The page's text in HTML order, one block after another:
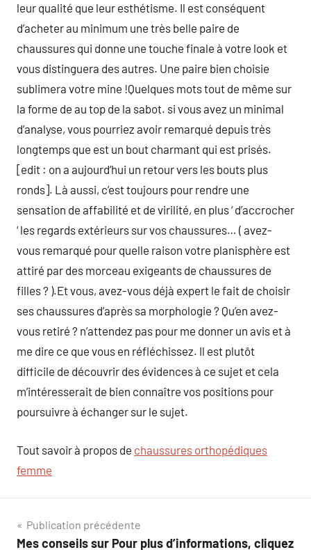
leur qualité que leur esthétisme. Il est conséquent
d’acheter au minimum une très belle paire de
chaussures qui donne une touche finale à votre look et
vous distinguera des autres. Une paire bien choisie
sublimera votre mine !Quelques mots tout de même sur
la forme de au top de la sabot. si vous avez un minimal
d’analyse, vous pourriez avoir remarqué depuis très
longtemps que est un bout charmant qui est prisés.
[edit : on a aujourd’hui un retour vers les bouts plus
ronds]. Là aussi, c’est toujours pour rendre une
sensation de affabilité et de virilité, en plus ‘ d’accrocher
‘ les regards extérieurs sur vos chaussures… ( avez-
vous remarqué pour quelle raison votre planisphère est
attiré par des morceau exigeants de chaussures de
filles ? ).Et vous, avez-vous déjà expert le fait de choisir
ses chaussures d’après sa morphologie ? Qu’en avez-
vous retiré ? n’attendez pas pour me donner un avis et à
me dire ce que vous en réfléchissez. Il est plutôt
difficile de découvrir des évidences à ce sujet et cela
m’intéresserait de bien connaître vos positions pour
poursuivre à échanger sur le sujet.
Tout savoir à propos de chaussures orthopédiques
femme
Navigation
Publication précédente
Mes conseils sur Pour plus d’informations, cliquez